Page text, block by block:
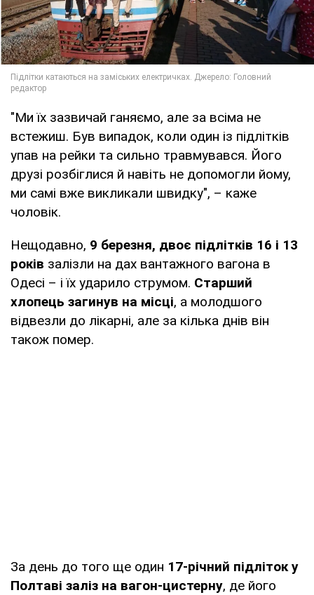
"Ми їх зазвичай ганяємо, але за всіма не
встежиш. Був випадок, коли один із підлітків
упав на рейки та сильно травмувався. Його
друзі розбіглися й навіть не допомогли йому,
ми самі вже викликали швидку", – каже
чоловік.
Нещодавно, 9 березня, двоє підлітків 16 і 13
років залізли на дах вантажного вагона в
Одесі – і їх ударило струмом. Старший
хлопець загинув на місці, а молодшого
відвезли до лікарні, але за кілька днів він
також помер.
За день до того ще один 17-річний підліток у
Полтаві заліз на вагон-цистерну, де його